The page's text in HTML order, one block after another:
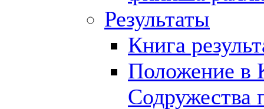
Результаты
Книга
Положение в
Содружества